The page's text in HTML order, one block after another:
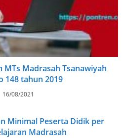
Madrasah Tsanawiyah
148 tahun 2019
16/08/2021
Minimal Peserta Didik per
Madrasah